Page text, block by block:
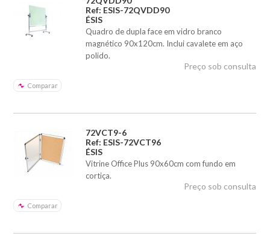
Ref: ESIS-72QVDD90
ÉSIS
Quadro de dupla face em vidro branco
magnético 90x120cm. Inclui cavalete em aço
polido.
Comparar
Preço sob consulta
72VCT9-6
Ref: ESIS-72VCT96
ÉSIS
Vitrine Office Plus 90x60cm com fundo em
cortiça.
Comparar
Preço sob consulta